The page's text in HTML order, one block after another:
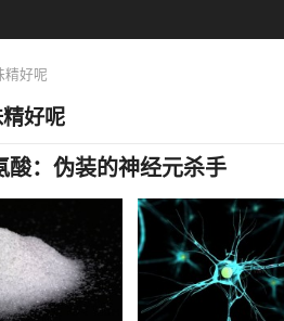
精好呢
好呢
酸：伪装的神经元杀手